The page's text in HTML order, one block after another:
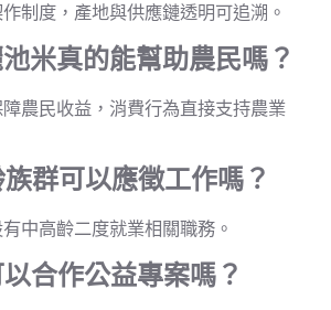
制度，產地與供應鏈透明可追溯。
米真的能幫助農民嗎？
農民收益，消費行為直接支持農業
群可以應徵工作嗎？
中高齡二度就業相關職務。
合作公益專案嗎？